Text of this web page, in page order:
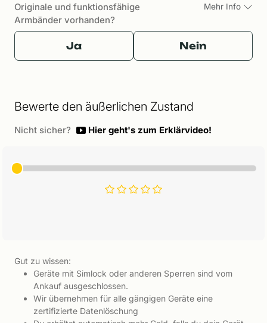
Originale und funktionsfähige
Armbänder vorhanden?
Mehr Info
Ja Nein
Bewerte den äußerlichen Zustand
Nicht sicher? Hier geht's zum Erklärvideo!
Gut zu wissen:
Geräte mit Simlock oder anderen Sperren sind vom
Ankauf ausgeschlossen.
Wir übernehmen für alle gängigen Geräte eine
zertifizierte Datenlöschung